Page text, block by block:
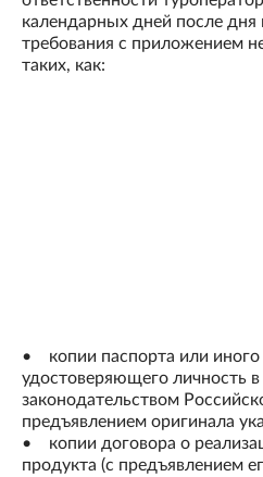
календарных дней после дня
требования с приложением
таких, как:
• копии паспорта или иного
удостоверяющего личность в
законодательством
предъявлением оригинала
• копии договора о
продукта (с предъявлением